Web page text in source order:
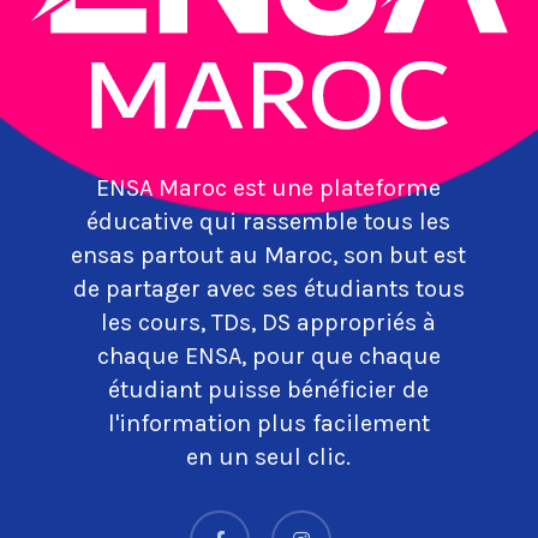
ENSA Maroc est une plateforme
éducative qui rassemble tous les
ensas partout au Maroc, son but est
de partager avec ses étudiants tous
les cours, TDs, DS appropriés à
chaque ENSA, pour que chaque
étudiant puisse bénéficier de
l'information plus facilement
en un seul clic.